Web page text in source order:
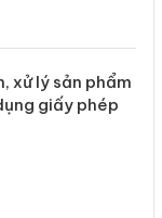
xử lý sản phẩm
giấy phép